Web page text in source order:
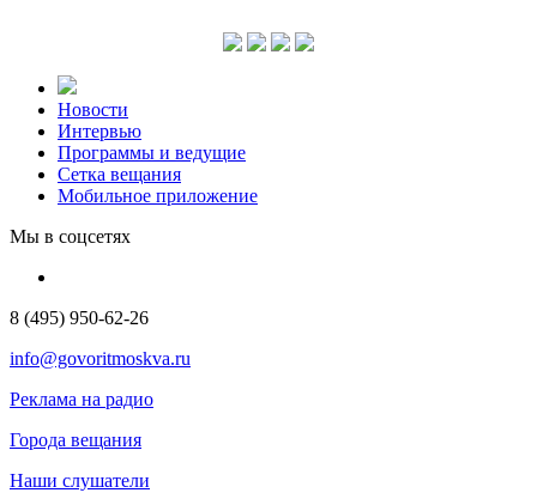
Новости
Интервью
Программы и ведущие
Сетка вещания
Мобильное приложение
Мы в соцсетях
8 (495) 950-62-26
info@govoritmoskva.ru
Реклама на радио
Города вещания
Наши слушатели